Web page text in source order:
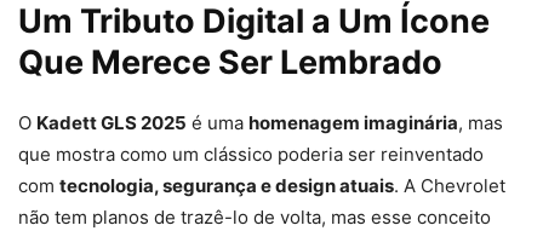
Um Tributo Digital a Um Ícone
Que Merece Ser Lembrado
O Kadett GLS 2025 é uma homenagem imaginária, mas
que mostra como um clássico poderia ser reinventado
com tecnologia, segurança e design atuais. A Chevrolet
não tem planos de trazê-lo de volta, mas esse conceito